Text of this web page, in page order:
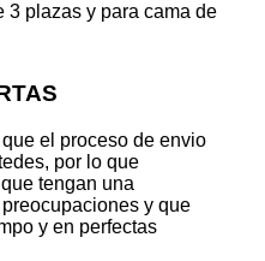
3 plazas y para cama de
el proceso de envio
por lo que
tengan una
y que
y en perfectas